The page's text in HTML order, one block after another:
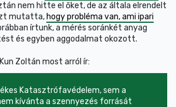
nem hitte el őket, de az általa elrendelt
mutatta, hogy probléma van, ami ipari
írtunk, a mérés soránkét anyag
és egyben aggodalmat okozott.
Kun Zoltán most arról ír:
Katasztrófavédelem, sem a
kívánta a szennyezés forrását